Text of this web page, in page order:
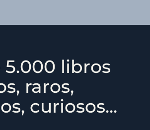
5.000 libros
raros,
curiosos...